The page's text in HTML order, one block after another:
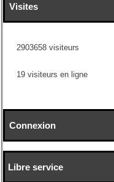
Visites
2903658 visiteurs
19 visiteurs en ligne
Connexion
Libre service